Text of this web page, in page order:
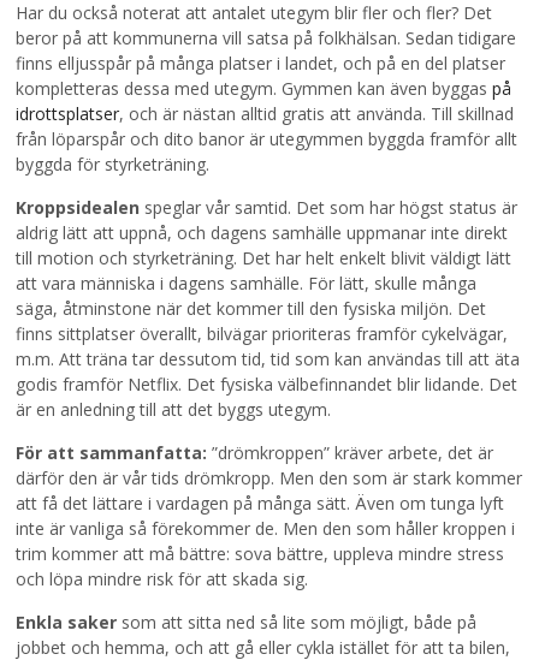
Har du också noterat att antalet utegym blir fler och fler? Det
beror på att kommunerna vill satsa på folkhälsan. Sedan tidigare
finns elljusspår på många platser i landet, och på en del platser
kompletteras dessa med utegym. Gymmen kan även byggaspå
idrottsplatser, och är nästan alltid gratis att använda. Till skillnad
från löparspår och dito banor är utegymmen byggda framför allt
byggda för styrketräning.
Kroppsidealen speglar vår samtid. Det som har högst status är
aldrig lätt att uppnå, och dagens samhälle uppmanar inte direkt
till motion och styrketräning. Det har helt enkelt blivit väldigt lätt
att vara människa i dagens samhälle. För lätt, skulle många
säga, åtminstone när det kommer till den fysiska miljön. Det
finns sittplatser överallt, bilvägar prioriteras framför cykelvägar,
m.m. Att träna tar dessutom tid, tid som kan användas till att äta
godis framför Netflix. Det fysiska välbefinnandet blir lidande. Det
är en anledning till att det byggs utegym.
För att sammanfatta: ”drömkroppen” kräver arbete, det är
därför den är vår tids drömkropp. Men den som är stark kommer
att få det lättare i vardagen på många sätt. Även om tunga lyft
inte är vanliga så förekommer de. Men den som håller kroppen i
trim kommer att må bättre: sova bättre, uppleva mindre stress
och löpa mindre risk för att skada sig.
Enkla saker som att sitta ned så lite som möjligt, både på
jobbet och hemma, och att gå eller cykla istället för att ta bilen,